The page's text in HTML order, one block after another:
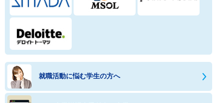
就職活動に悩む学生の方へ